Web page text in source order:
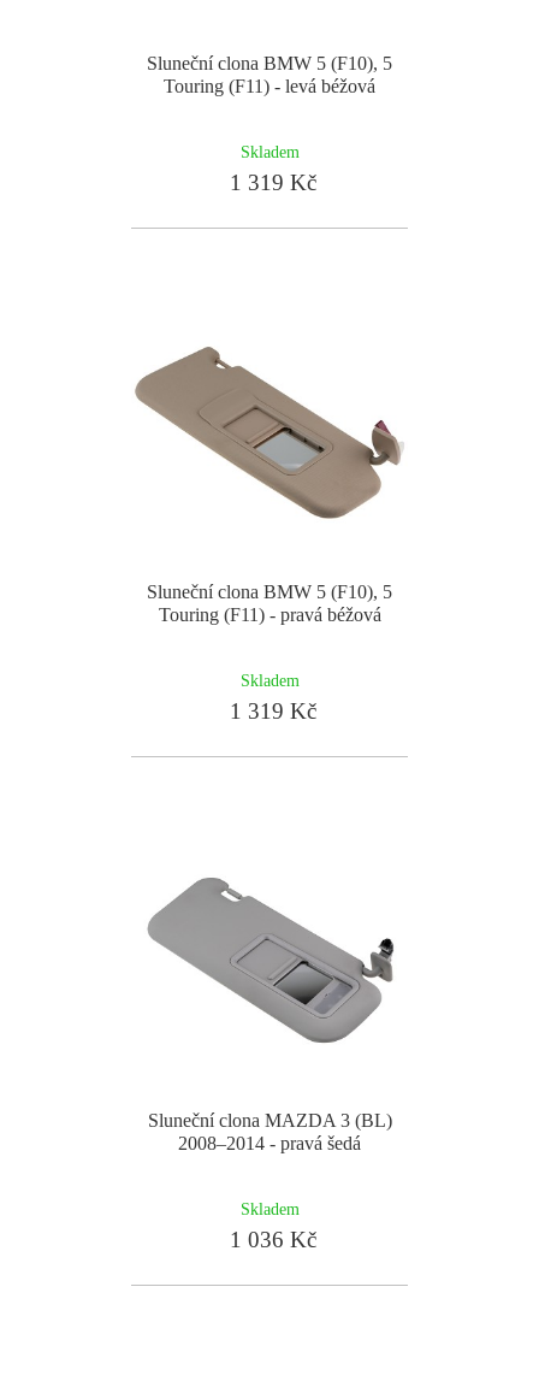
Sluneční clona BMW 5 (F10), 5
Touring (F11) - levá béžová
Skladem
1 319 Kč
Sluneční clona BMW 5 (F10), 5
Touring (F11) - pravá béžová
Skladem
1 319 Kč
Sluneční clona MAZDA 3 (BL)
2008–2014 - pravá šedá
Skladem
1 036 Kč